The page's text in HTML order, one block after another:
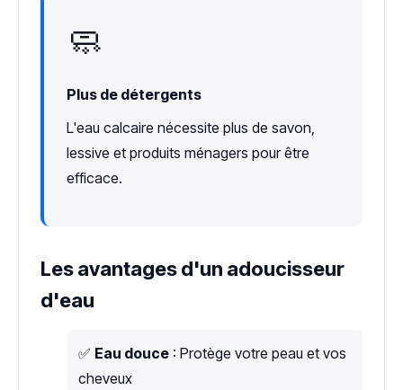
🧼
Plus de détergents
L'eau calcaire nécessite plus de savon,
lessive et produits ménagers pour être
efficace.
Les avantages d'un adoucisseur
d'eau
✅ Eau douce : Protège votre peau et vos
cheveux